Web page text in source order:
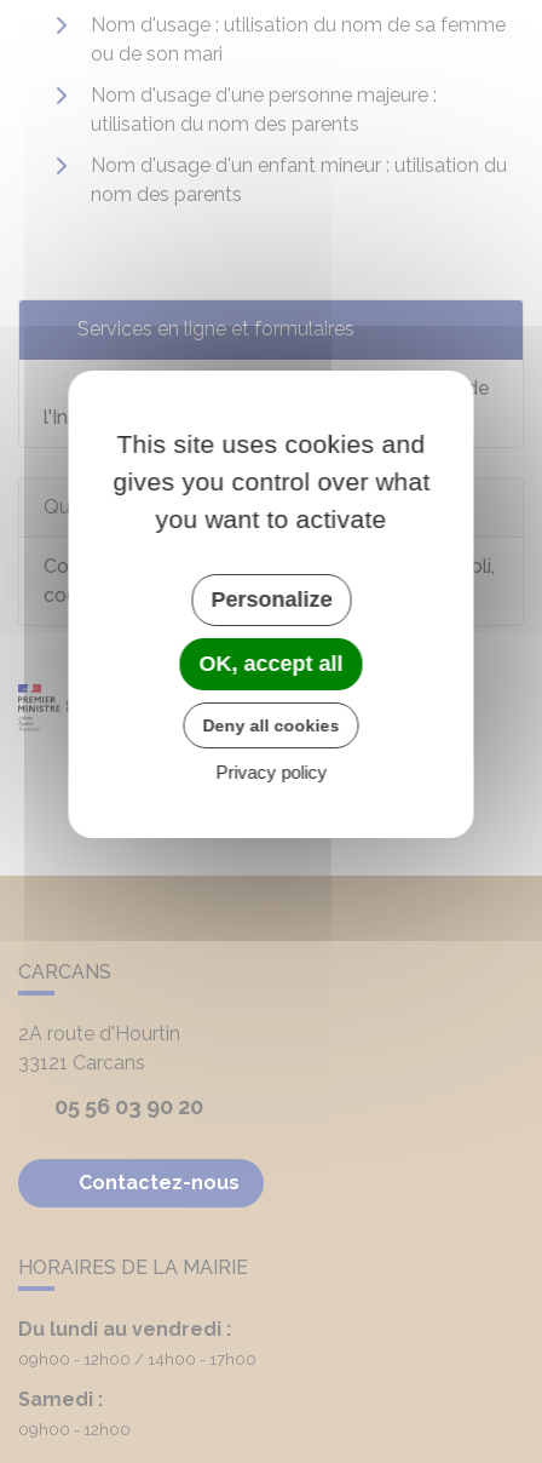
Nom d'usage : utilisation du nom de sa femme
ou de son mari
Nom d'usage d'une personne majeure :
utilisation du nom des parents
Nom d'usage d'un enfant mineur : utilisation du
nom des parents
Services en ligne et formulaires
Demande de correction d'état civil auprès de
l'Insee
Questions ? Réponses !
Comment corriger un acte d'état civil (erreur, oubli,
coquille, double tiret) ?
CARCANS
2A route d'Hourtin
33121 Carcans
05 56 03 90 20
Contactez-nous
HORAIRES DE LA MAIRIE
Du lundi au vendredi :
09h00 - 12h00 14h00 - 17h00
Samedi :
09h00 - 12h00
This site uses cookies and
gives you control over what
you want to activate
Personalize
OK, accept all
Deny all cookies
Privacy policy